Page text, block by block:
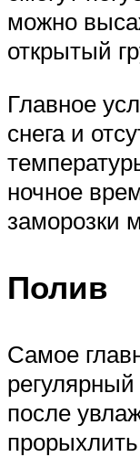
можно
открытый
Главное
снега и
ночное
заморозки
Полив
Самое
после